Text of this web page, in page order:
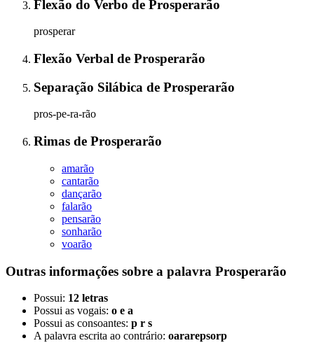
Flexão do Verbo de Prosperarão
prosperar
Flexão Verbal de Prosperarão
Separação Silábica de Prosperarão
pros-pe-ra-rão
Rimas de Prosperarão
amarão
cantarão
dançarão
falarão
pensarão
sonharão
voarão
Outras informações sobre a palavra Prosperarão
Possui: 12 letras
Possui as vogais: o e a
Possui as consoantes: p r s
A palavra escrita ao contrário: oararepsorp